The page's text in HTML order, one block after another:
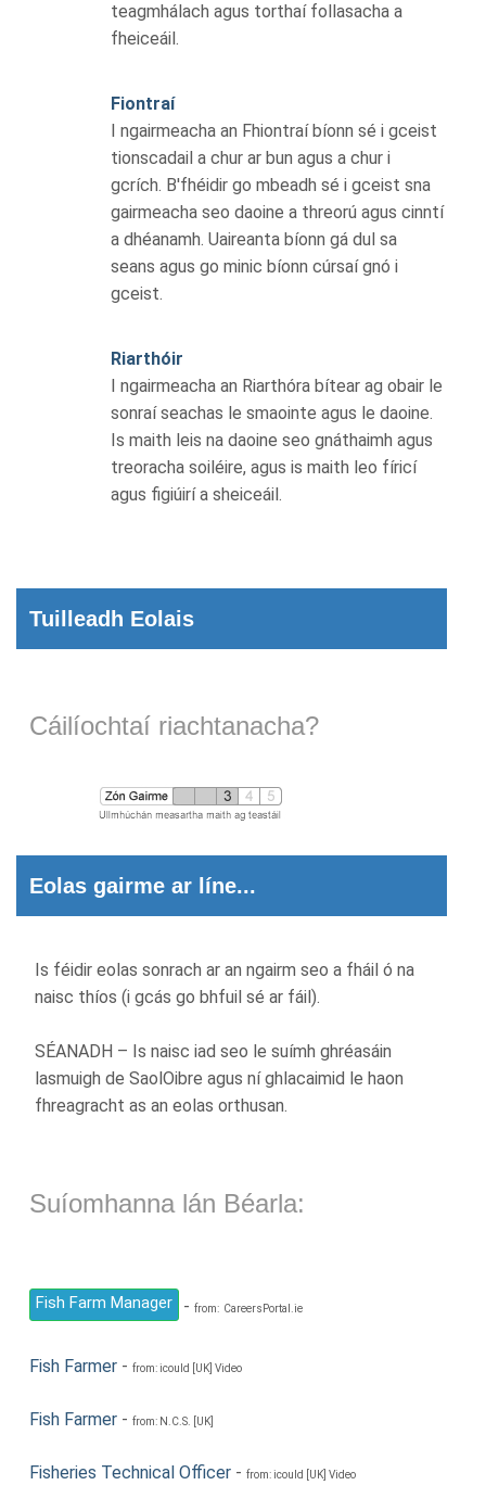
teagmhálach agus torthaí follasacha a
fheiceáil.
Fiontraí
I ngairmeacha an Fhiontraí bíonn sé i gceist
tionscadail a chur ar bun agus a chur i
gcrích. B'fhéidir go mbeadh sé i gceist sna
gairmeacha seo daoine a threorú agus cinntí
a dhéanamh. Uaireanta bíonn gá dul sa
seans agus go minic bíonn cúrsaí gnó i
gceist.
Riarthóir
I ngairmeacha an Riarthóra bítear ag obair le
sonraí seachas le smaointe agus le daoine.
Is maith leis na daoine seo gnáthaimh agus
treoracha soiléire, agus is maith leo fíricí
agus figiúirí a sheiceáil.
Tuilleadh Eolais
Cáilíochtaí riachtanacha?
Eolas gairme ar líne...
Is féidir eolas sonrach ar an ngairm seo a fháil ó na
naisc thíos (i gcás go bhfuil sé ar fáil).
SÉANADH – Is naisc iad seo le suímh ghréasáin
lasmuigh de SaolOibre agus ní ghlacaimid le haon
fhreagracht as an eolas orthusan.
Suíomhanna lán Béarla:
Fish Farm Manager - from: CareersPortal.ie
Fish Farmer - from: icould [UK] Video
Fish Farmer - from: N.C.S. [UK]
Fisheries Technical Officer - from: icould [UK] Video